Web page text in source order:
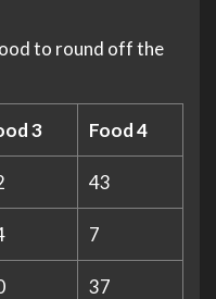
to round off the
3 Food 4
43
7
37